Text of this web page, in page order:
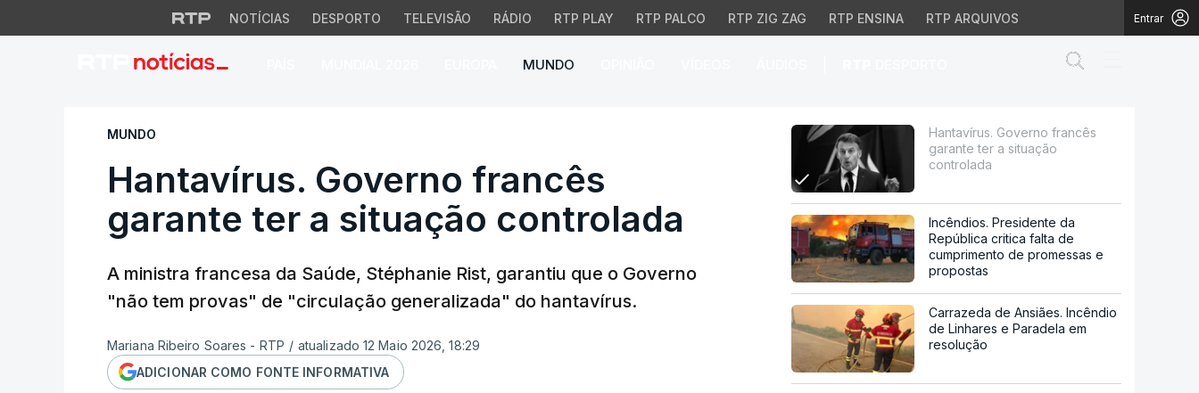
NOTÍCIAS DESPORTO TELEVISÃO RÁDIO RTP PLAY RTP PALCO RTP ZIG ZAG RTP ENSINA RTP ARQUIVOS Entrar
MUNDO
Hantavírus. Governo francês garante ter a situação controlada
MUNDO
Hantavírus. Governo francês
garante ter a situação controlada
A ministra francesa da Saúde, Stéphanie Rist, garantiu que o Governo
"não tem provas" de "circulação generalizada" do hantavírus.
Mariana Ribeiro Soares - RTP / atualizado 12 Maio 2026, 18:29
ADICIONAR COMO FONTE INFORMATIVA
Hantavírus. Governo francês
garante ter a situação
controlada
Incêndios. Presidente da
República critica falta de
cumprimento de promessas e
propostas
Carrazeda de Ansiães. Incêndio
de Linhares e Paradela em
resolução